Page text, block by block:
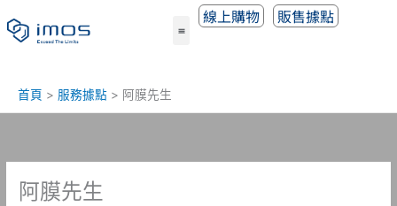
至
線上購物 販售據點
首頁 服務據點 阿膜先生
阿膜先生